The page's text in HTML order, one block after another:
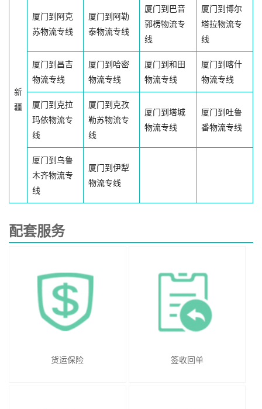
新
疆
厦门到阿克
苏物流专线
厦门到阿勒
泰物流专线
厦门到巴音
郭楞物流专
线
厦门到博尔
塔拉物流专
线
厦门到昌吉
物流专线
厦门到哈密
物流专线
厦门到和田
物流专线
厦门到喀什
物流专线
厦门到克拉
玛依物流专
线
厦门到克孜
勒苏物流专
线
厦门到塔城
物流专线
厦门到吐鲁
番物流专线
厦门到乌鲁
木齐物流专
线
厦门到伊犁
物流专线
配套服务
货运保险 签收回单